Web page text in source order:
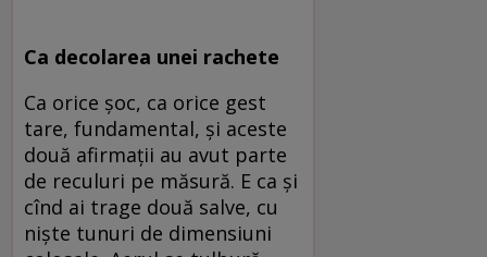
Ca decolarea unei rachete
Ca orice șoc, ca orice gest
tare, fundamental, și aceste
două afirmații au avut parte
de reculuri pe măsură. E ca și
cînd ai trage două salve, cu
niște tunuri de dimensiuni